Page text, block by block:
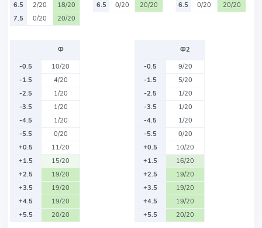
6.5
2/20
18/20
7.5
0/20 20/20
6.5
0/20 20/20
6.5
0/20 20/20
Ф
-0.5
10/20
-1.5
4/20
-2.5
1/20
-3.5
1/20
-4.5
1/20
-5.5
0/20
+0.5
11/20
+1.5
15/20
+2.5
19/20
+3.5
19/20
+4.5
19/20
+5.5
20/20
Ф2
-0.5
9/20
-1.5
5/20
-2.5
1/20
-3.5
1/20
-4.5
1/20
-5.5
0/20
+0.5
10/20
+1.5
16/20
+2.5
19/20
+3.5
19/20
+4.5
19/20
+5.5
20/20